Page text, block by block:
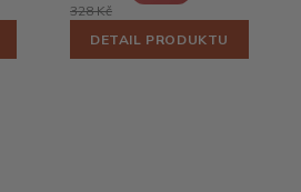
328 Kč
DETAIL PRODUKTU